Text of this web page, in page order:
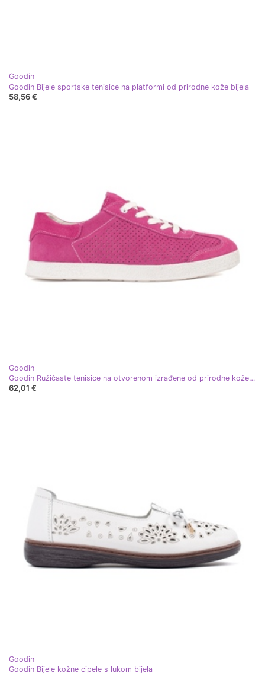
Goodin
Goodin Bijele sportske tenisice na platformi od prirodne kože bijela
58,56 €
Goodin
Goodin Ružičaste tenisice na otvorenom izrađene od prirodne kože ružičasta
62,01 €
Goodin
Goodin Bijele kožne cipele s lukom bijela